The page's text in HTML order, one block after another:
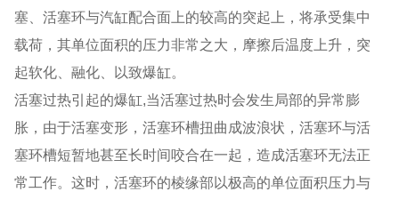
塞、活塞环与汽缸配合面上的较高的突起上，将承受集中
载荷，其单位面积的压力非常之大，摩擦后温度上升，突
起软化、融化、以致爆缸。
活塞过热引起的爆缸,当活塞过热时会发生局部的异常膨
胀，由于活塞变形，活塞环槽扭曲成波浪状，活塞环与活
塞环槽短暂地甚至长时间咬合在一起，造成活塞环无法正
常工作。这时，活塞环的棱缘部以极高的单位面积压力与